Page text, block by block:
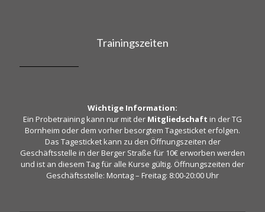
Trainingszeiten
Wichtige Information:
Ein Probetraining kann nur mit der Mitgliedschaft in der TG
Bornheim oder dem vorher besorgtem Tagesticket erfolgen.
Das Tagesticket kann zu den Öffnungszeiten der
Geschäftsstelle in der Berger Straße für 10€ erworben werden
und ist an diesem Tag für alle Kurse gültig. Öffnungszeiten der
Geschäftsstelle: Montag – Freitag: 8:00-20:00 Uhr